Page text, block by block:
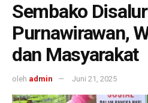
Sembako
Purnawirawan,
dan Masyarakat
oleh admin Juni 21, 2025